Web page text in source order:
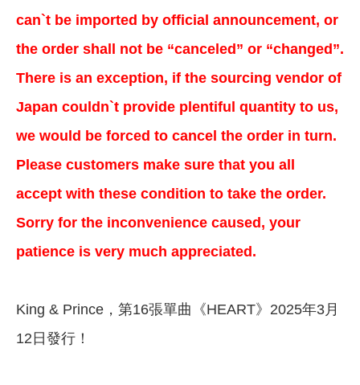
can`t be imported by official announcement, or
the order shall not be “canceled” or “changed”.
There is an exception, if the sourcing vendor of
Japan couldn`t provide plentiful quantity to us,
we would be forced to cancel the order in turn.
Please customers make sure that you all
accept with these condition to take the order.
Sorry for the inconvenience caused, your
patience is very much appreciated.
King & Prince，第16張單曲《HEART》2025年3月
12日發行！